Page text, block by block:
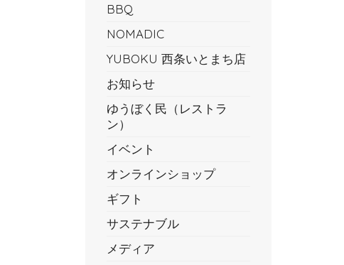
BBQ
NOMADIC
YUBOKU 西条いとまち店
お知らせ
ゆうぼく民（レストラ
ン）
イベント
オンラインショップ
ギフト
サステナブル
メディア